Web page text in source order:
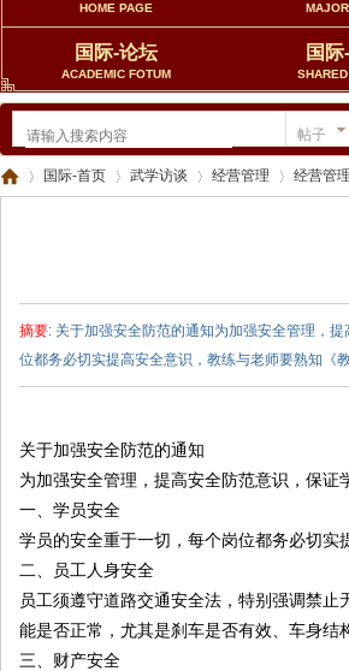
HOME PAGE
国际-论坛
ACADEMIC FOTUM
国
帖子
国际-首页 武学访谈 经营管理 经营管理
摘要: 关于加强安全防范的通知为加强安全管理，
位都务必切实提高安全意识，教练与老师要熟知《
关于加强安全防范的通知
为加强安全管理，提高安全防范意识，保
一、学员安全
学员的安全重于一切，每个岗位都务必切
二、员工人身安全
员工须遵守道路交通安全法，特别强调禁
能是否正常，尤其是刹车是否有效、车身
三、财产安全